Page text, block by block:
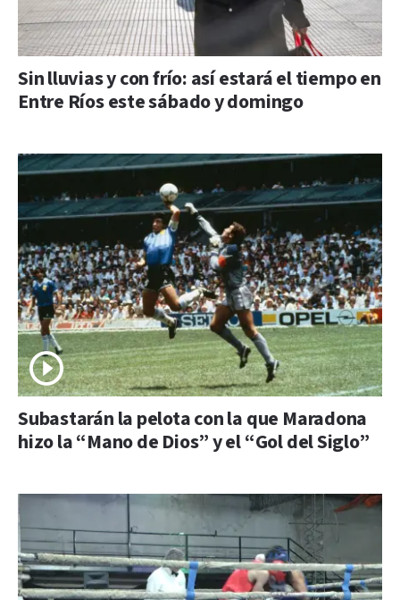
Sin lluvias y con frío: así estará el tiempo en
Entre Ríos este sábado y domingo
Subastarán la pelota con la que Maradona
hizo la “Mano de Dios” y el “Gol del Siglo”